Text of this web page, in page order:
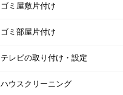
ゴミ屋敷片付け
ゴミ部屋片付け
テレビの取り付け・設定
ハウスクリーニング